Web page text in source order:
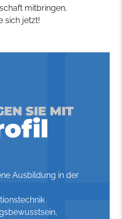
mitbringen,
sich jetzt!
SIE MIT
Ausbildung in der